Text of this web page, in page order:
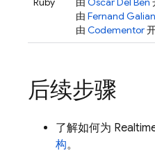
由 Fernand
由 Codementor
后续步骤
了解如何为
构。